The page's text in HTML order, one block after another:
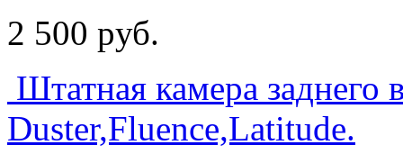
2 500 pуб.
Штатная камера заднего
Duster,Fluence,Latitude.